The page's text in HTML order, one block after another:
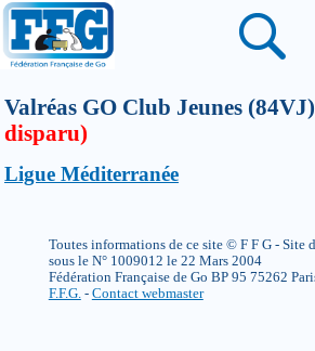
Valréas GO Club Jeunes (84VJ)
disparu)
Ligue Méditerranée
Toutes informations de ce site © F F G - Site
sous le N° 1009012 le 22 Mars 2004
Fédération Française de Go BP 95 75262
F.F.G.- Contact webmaster